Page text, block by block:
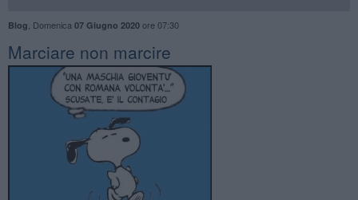
Blog Domenica 07 Giugno 2020ore 07:30
Marciare non marcire